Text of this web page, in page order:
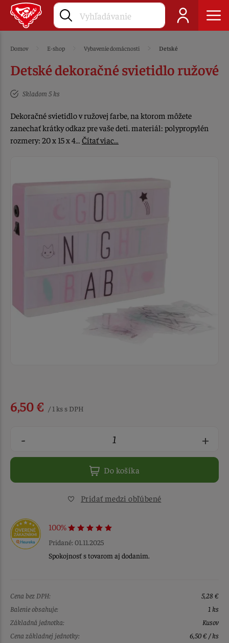
Domov E-shop Vybavenie domácnosti Detské
Detské dekoračné svietidlo ružové
Skladom 5 ks
Dekoračné svietidlo v ružovej farbe, na ktorom môžete
zanechať krátky odkaz pre vaše deti. materiál: polypropylén
rozmery: 20 x 15 x 4… Čítať viac…
6,50 € / 1 ks s DPH
- +
Do košíka
Pridať medzi obľúbené
100%
Pridané: 01.11.2025
Spokojnosť s tovarom aj dodanim.
Cena bez DPH:
5,28 €
Balenie obsahuje:
1 ks
Základná jednotka:
Kusov
Cena základnej jednotky:
6,50 € / ks